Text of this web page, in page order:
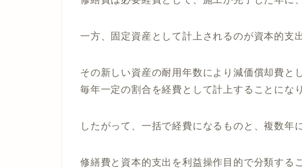
一方、固定資産として計上されるのが資本的支出
その新しい資産の耐用年数により減価償却費と
毎年一定の割合を経費として計上することにな
したがって、一括で経費になるものと、複数年
修繕費と資本的支出を利益操作目的で分類する